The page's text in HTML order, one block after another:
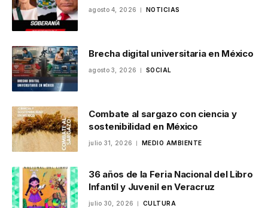
agosto 4, 2026 NOTICIAS
Brecha digital universitaria en México
agosto 3, 2026 SOCIAL
Combate al sargazo con ciencia y
sostenibilidad en México
julio 31, 2026 MEDIO AMBIENTE
36 años de la Feria Nacional del Libro
Infantil y Juvenil en Veracruz
julio 30, 2026 CULTURA